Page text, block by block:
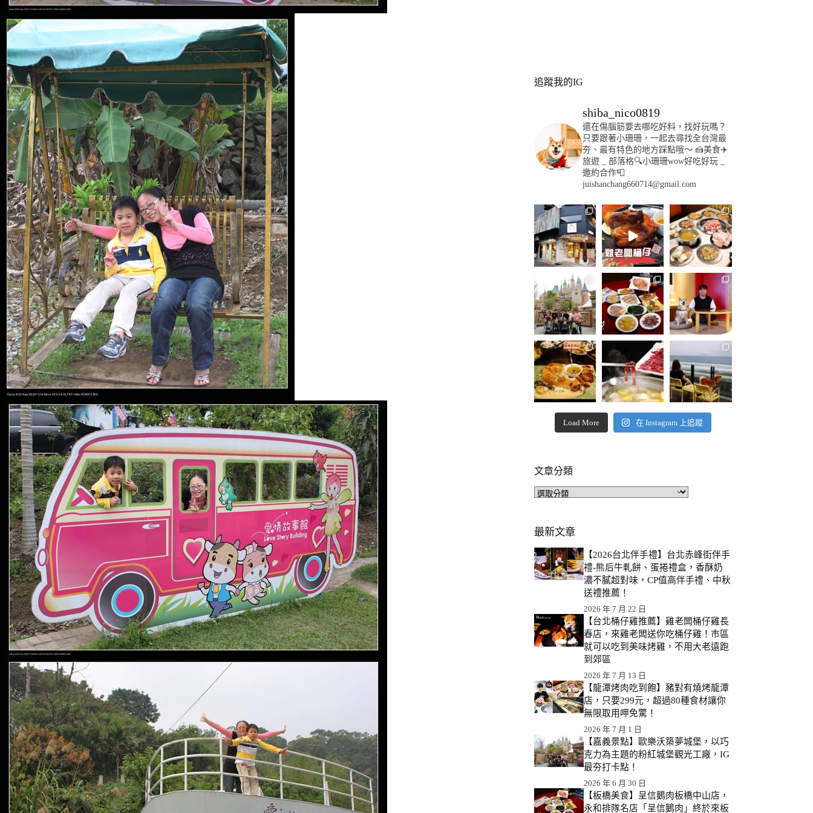
追蹤我的IG
shiba_nico0819
還在傷腦筋要去哪吃好料，找好玩嗎？
只要跟著小珊珊，一起去尋找全台灣最
夯、最有特色的地方踩點哦～ 🍰美食✈️
旅遊
部落格🔍小珊珊wow好吃好玩
邀約合作📮
juishanchang660714@gmail.com
Load More 在 Instagram 上追蹤
文章分類
文
類
最新文章
【2026台北伴手禮】台北赤峰街伴手
禮-熊后牛軋餅、蛋捲禮盒，香酥奶
濃不膩超對味，CP值高伴手禮、中秋
送禮推薦！
2026 年 7 月 22 日
【台北桶仔雞推薦】雞老闆桶仔雞長
春店，來雞老闆送你吃桶仔雞！市區
就可以吃到美味烤雞，不用大老遠跑
到郊區
2026 年 7 月 13 日
【龍潭烤肉吃到飽】豬對有燒烤龍潭
店，只要299元，超過80種食材讓你
無限取用呷免驚！
2026 年 7 月 1 日
【嘉義景點】歐樂沃築夢城堡，以巧
克力為主題的粉紅城堡觀光工廠，IG
最夯打卡點！
2026 年 6 月 30 日
【板橋美食】呈信鵝肉板橋中山店，
永和排隊名店「呈信鵝肉」終於來板